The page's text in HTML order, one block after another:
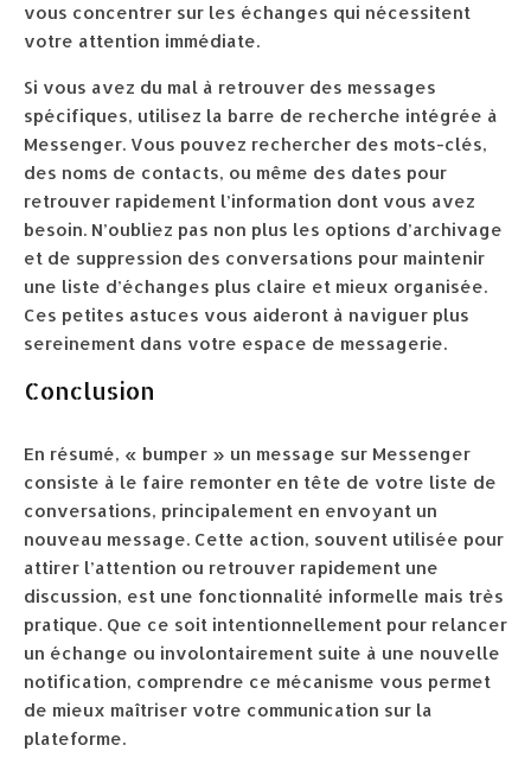
vous concentrer sur les échanges qui nécessitent
votre attention immédiate.
Si vous avez du mal à retrouver des messages
spécifiques, utilisez la barre de recherche intégrée à
Messenger. Vous pouvez rechercher des mots-clés,
des noms de contacts, ou même des dates pour
retrouver rapidement l’information dont vous avez
besoin. N’oubliez pas non plus les options d’archivage
et de suppression des conversations pour maintenir
une liste d’échanges plus claire et mieux organisée.
Ces petites astuces vous aideront à naviguer plus
sereinement dans votre espace de messagerie.
Conclusion
En résumé, « bumper » un message sur Messenger
consiste à le faire remonter en tête de votre liste de
conversations, principalement en envoyant un
nouveau message. Cette action, souvent utilisée pour
attirer l’attention ou retrouver rapidement une
discussion, est une fonctionnalité informelle mais très
pratique. Que ce soit intentionnellement pour relancer
un échange ou involontairement suite à une nouvelle
notification, comprendre ce mécanisme vous permet
de mieux maîtriser votre communication sur la
plateforme.